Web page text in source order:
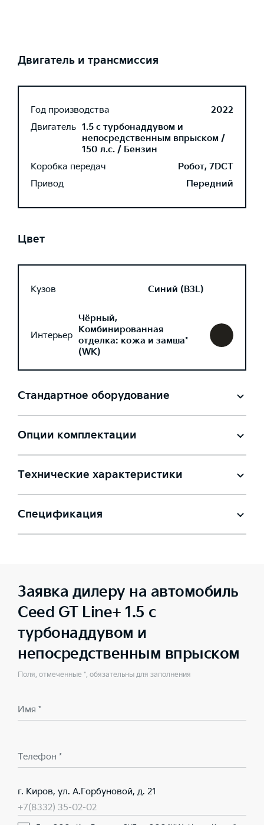
Двигатель и трансмиссия
Год производства
2022
Двигатель 1.5 с турбонаддувом и
непосредственным впрыском /
150 л.с. / Бензин
Коробка передач
Робот, 7DCT
Привод
Передний
Цвет
Кузов Синий (B3L)
Интерьер
Чёрный,
Комбинированная
отделка: кожа и замша*
(WK)
Стандартное оборудование
Опции комплектации
Технические характеристики
Спецификация
Заявка дилеру на автомобиль
Ceed GT Line+ 1.5 с
турбонаддувом и
непосредственным впрыском
Поля, отмеченные *, обязательны для заполнения
Имя *
Телефон *
г. Киров, ул. А.Горбуновой, д. 21
+7(8332) 35-02-02